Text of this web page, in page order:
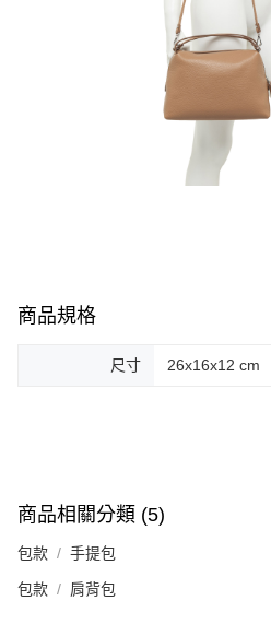
商品規格
尺寸 26x16x12 cm
商品相關分類 (5)
包款 手提包
包款 肩背包